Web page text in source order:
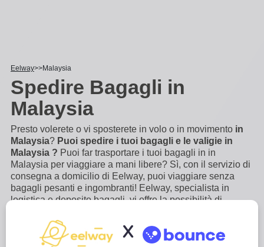
Eelway Malaysia
Spedire Bagagli in
Malaysia
Presto volerete o vi sposterete in volo o in movimento in
Malaysia? Puoi spedire i tuoi bagagli e le valigie in
Malaysia ? Puoi far trasportare i tuoi bagagli in in
Malaysia per viaggiare a mani libere? Sì, con il servizio di
consegna a domicilio di Eelway, puoi viaggiare senza
bagagli pesanti e ingombranti! Eelway, specialista in
logistica e deposito bagagli, vi offre la possibilità di
c'è bisogno di accompagnare i vostri bagagli,
X